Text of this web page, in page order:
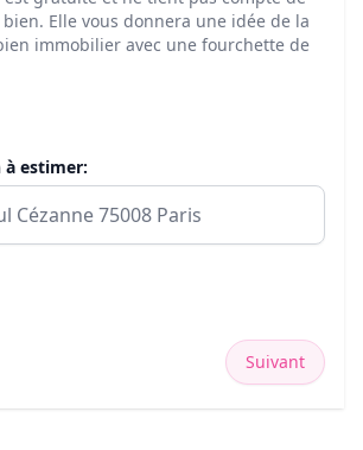
bien. Elle vous donnera une idée de la
immobilier avec une fourchette de
à estimer:
Suivant